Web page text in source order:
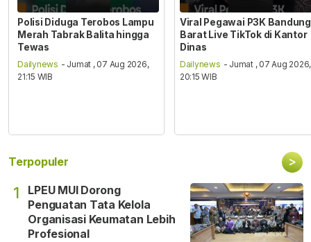
Polisi Diduga Terobos Lampu
Merah Tabrak Balita hingga
Tewas
Dailynews - Jumat , 07 Aug 2026,
21:15 WIB
Viral Pegawai P3K Bandung
Barat Live TikTok di Kantor
Dinas
Dailynews - Jumat , 07 Aug 2026,
20:15 WIB
Terpopuler >
1
LPEU MUI Dorong
Penguatan Tata Kelola
Organisasi Keumatan Lebih
Profesional